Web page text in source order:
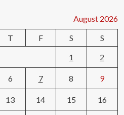
August 2026
T F S
S
1
2
6 7 8 9
13 14 15 16